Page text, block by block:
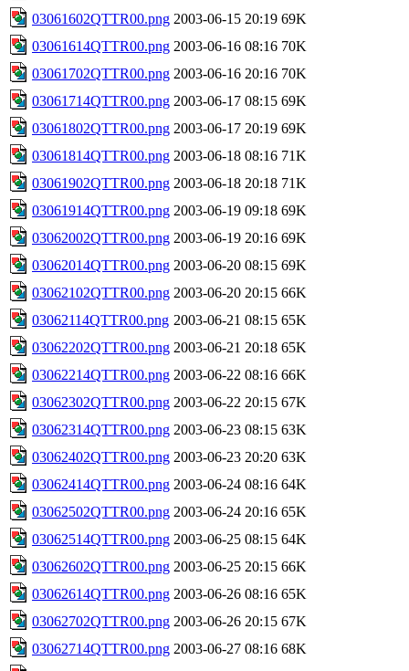
03061602QTTR00.png 2003-06-15 20:19 69K
03061614QTTR00.png 2003-06-16 08:16 70K
03061702QTTR00.png 2003-06-16 20:16 70K
03061714QTTR00.png 2003-06-17 08:15 69K
03061802QTTR00.png 2003-06-17 20:19 69K
03061814QTTR00.png 2003-06-18 08:16 71K
03061902QTTR00.png 2003-06-18 20:18 71K
03061914QTTR00.png 2003-06-19 09:18 69K
03062002QTTR00.png 2003-06-19 20:16 69K
03062014QTTR00.png 2003-06-20 08:15 69K
03062102QTTR00.png 2003-06-20 20:15 66K
03062114QTTR00.png 2003-06-21 08:15 65K
03062202QTTR00.png 2003-06-21 20:18 65K
03062214QTTR00.png 2003-06-22 08:16 66K
03062302QTTR00.png 2003-06-22 20:15 67K
03062314QTTR00.png 2003-06-23 08:15 63K
03062402QTTR00.png 2003-06-23 20:20 63K
03062414QTTR00.png 2003-06-24 08:16 64K
03062502QTTR00.png 2003-06-24 20:16 65K
03062514QTTR00.png 2003-06-25 08:15 64K
03062602QTTR00.png 2003-06-25 20:15 66K
03062614QTTR00.png 2003-06-26 08:16 65K
03062702QTTR00.png 2003-06-26 20:15 67K
03062714QTTR00.png 2003-06-27 08:16 68K